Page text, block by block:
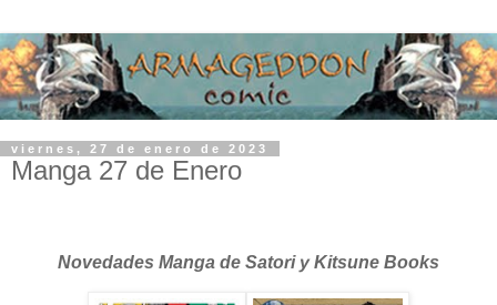
viernes, 27 de enero de 2023
Manga 27 de Enero
Novedades Manga de Satori y Kitsune Books